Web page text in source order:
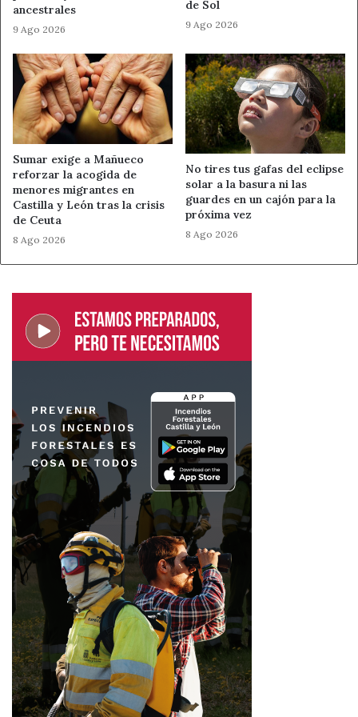
Por ello, el objetivo del proyecto es ofrecer
facilidades y más seguridad
en el proceso de
donación.
También el coordinador de RSC y Sostenibilidad de
Afundación,José Manuel Mourelo, destacó que la
solución responde a la voluntad del banco de apoyar al
tercer sector. Según señaló, la herramienta facilitará
recursos profesionales a las entidades sociales para que
puedan desarrollar su actividad.
Afundación, la Obra Social de ABANCA, ha respaldado el
Una apuesta iniciada en 2024
Este lanzamiento consolida la estrategia que ABANCA
Banca Privada Entidades No
Lucrativas e Impacto
Esta división presta servicios de gestión patrimonial a
instituciones religiosas, fundaciones y asociaciones
Se trata de entidades que requieren una gestión
prudente, estable y alineada con sus fines sociales.
Con la plataforma de donaciones de ABANCA
refuerza su papel como colaborador del tercer sector. La
entidad no solo ofrece una vía para captar fondos, sino
también servicios de asesoramiento inmobiliario, fiscal y
formación especializada.
El proyecto sitúa a ABANCA en una posición relevante
dentro del ámbito fundacional y asociativo. También
ancestrales
9 Ago 2026
de Sol
9 Ago 2026
Sumar exige a Mañueco
reforzar la acogida de
menores migrantes en
Castilla y León tras la crisis
de Ceuta
8 Ago 2026
No tires tus gafas del eclipse
solar a la basura ni las
guardes en un cajón para la
próxima vez
8 Ago 2026